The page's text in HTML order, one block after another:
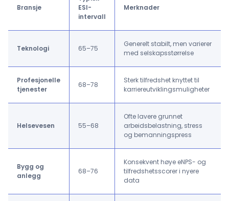
Bransje
ESI-
intervall
Merknader
Teknologi 65–75
Generelt stabilt, men varierer
med selskapsstørrelse
Profesjonelle
tjenester
68–78
Sterk tilfredshet knyttet til
karriereutviklingsmuligheter
Helsevesen 55–68
Ofte lavere grunnet
arbeidsbelastning, stress
og bemanningspress
Bygg og
anlegg
68–76
Konsekvent høye eNPS- og
tilfredshetsscorer i nyere
data